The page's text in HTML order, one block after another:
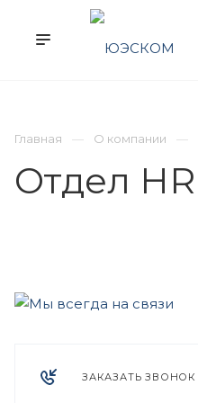
Главная О компании
Отдел HR
ЗАКАЗАТЬ ЗВОНОК